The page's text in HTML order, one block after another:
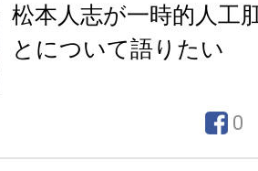
松本人志が一時的人工
とについて語りたい
0